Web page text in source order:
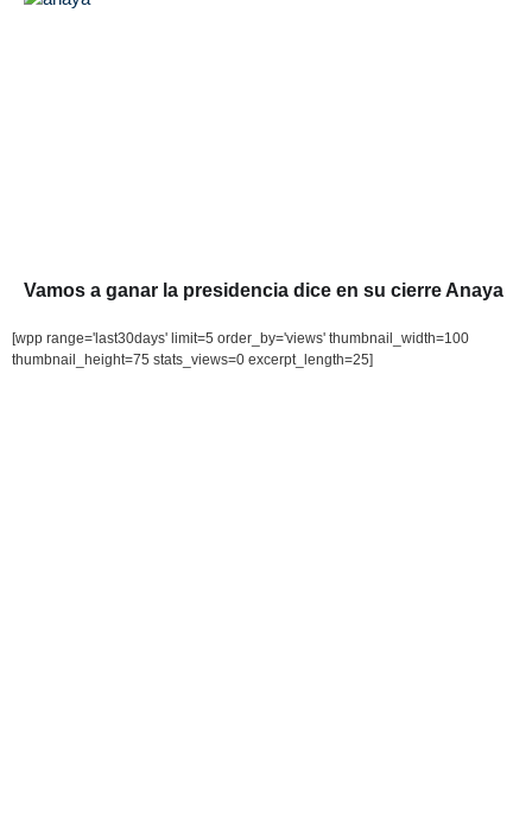
Vamos a ganar la presidencia dice en su cierre Anaya
[wpp range='last30days' limit=5 order_by='views' thumbnail_width=100
thumbnail_height=75 stats_views=0 excerpt_length=25]